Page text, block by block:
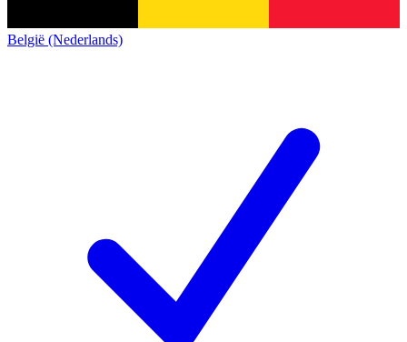
België (Nederlands)